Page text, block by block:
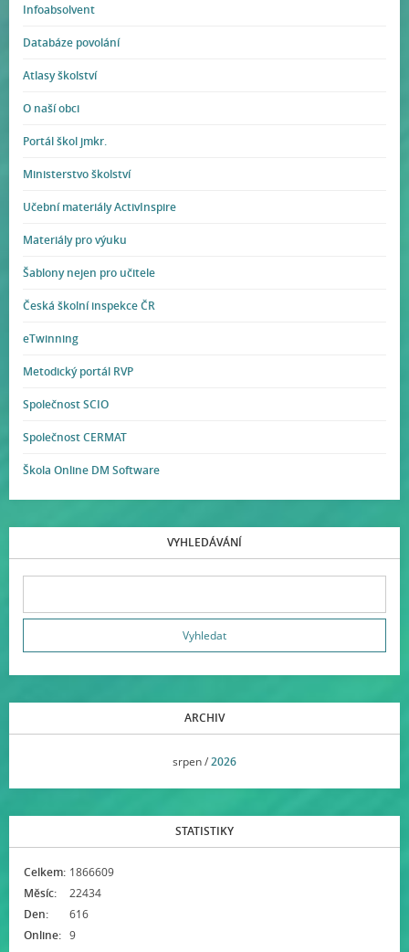
Infoabsolvent
Databáze povolání
Atlasy školství
O naší obci
Portál škol jmkr.
Ministerstvo školství
Učební materiály ActivInspire
Materiály pro výuku
Šablony nejen pro učitele
Česká školní inspekce ČR
eTwinning
Metodický portál RVP
Společnost SCIO
Společnost CERMAT
Škola Online DM Software
VYHLEDÁVÁNÍ
ARCHIV
srpen /2026
STATISTIKY
Online: 9
Celkem: 1866609
Měsíc:
22434
Den:
616